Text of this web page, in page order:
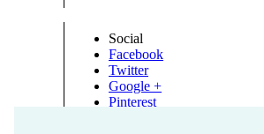
Social
Facebook
Twitter
Google +
Pinterest